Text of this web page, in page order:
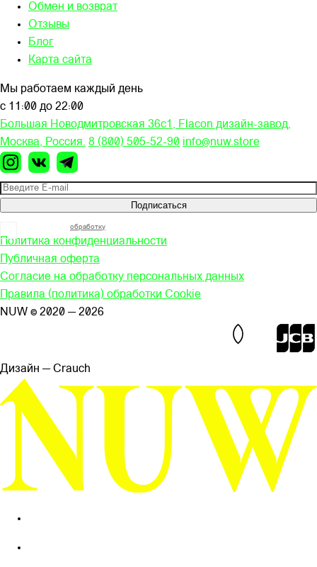
Обмен и возврат
Отзывы
Блог
Карта сайта
Мы работаем каждый день
с 11:00 до 22:00
Большая Новодмитровская 36c1, Flacon дизайн-завод,
Москва, Россия. 8 (800) 505-52-90 info@nuw.store
Подписаться
обработку
Политика конфиденциальности
Публичная оферта
Согласие на обработку персональных данных
Правила (политика) обработки Cookie
NUW © 2020 — 2026
Дизайн — Сrauch